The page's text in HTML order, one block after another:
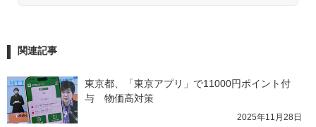
関連記事
東京都、「東京アプリ」で11000円ポイント付
与　物価高対策
2025年11月28日